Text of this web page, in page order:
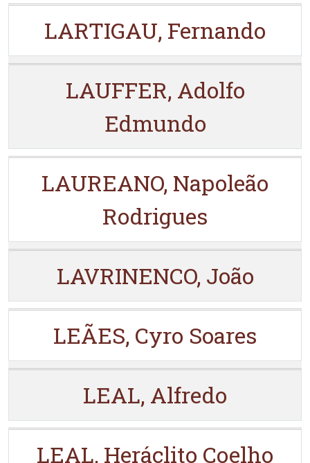
LARTIGAU, Fernando
LAUFFER, Adolfo
Edmundo
LAUREANO, Napoleão
Rodrigues
LAVRINENCO, João
LEÃES, Cyro Soares
LEAL, Alfredo
LEAL, Heráclito Coelho